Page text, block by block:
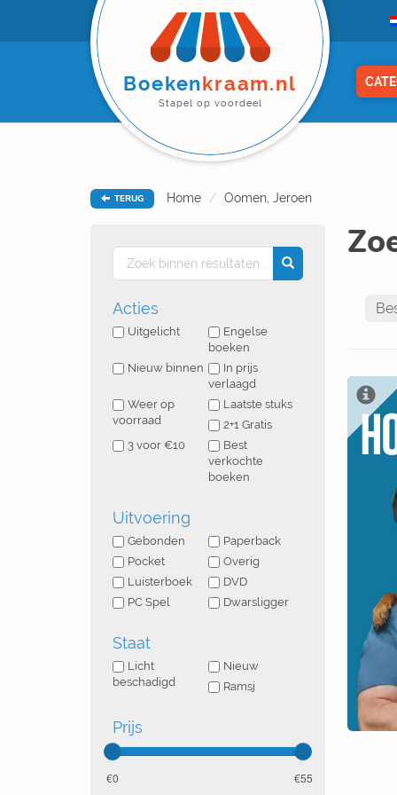
Boekenkraam.nl
Stapel op voordeel
TERUG Home Oomen, Jeroen
Acties
Uitgelicht
Engelse
boeken
Nieuw binnen
In prijs
verlaagd
Weer op
voorraad
Laatste stuks
2+1 Gratis
3 voor €10
Best
verkochte
boeken
Uitvoering
Gebonden
Paperback
Pocket
Overig
Luisterboek
DVD
PC Spel
Dwarsligger
Staat
Licht
beschadigd
Nieuw
Ramsj
Prijs
0 55